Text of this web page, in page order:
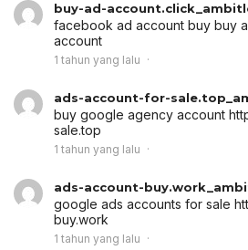
buy-ad-
facebook ad account buy buy
account
1 tahun yang lalu
ads-account-for-
buy google agency account
sale.top
1 tahun yang lalu
ads-account-
google ads accounts for sale
buy.work
1 tahun yang lalu